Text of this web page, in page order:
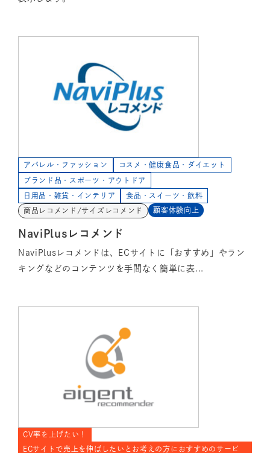
アパレル・ファッション コスメ・健康食品・ダイエット
ブランド品・スポーツ・アウトドア
日用品・雑貨・インテリア 食品・スイーツ・飲料
商品レコメンド/サイズレコメンド 顧客体験向上
NaviPlusレコメンド
NaviPlusレコメンドは、ECサイトに「おすすめ」やラン
キングなどのコンテンツを手間なく簡単に表...
CV率を上げたい！
ECサイトで売上を伸ばしたいとお考えの方におすすめのサービ